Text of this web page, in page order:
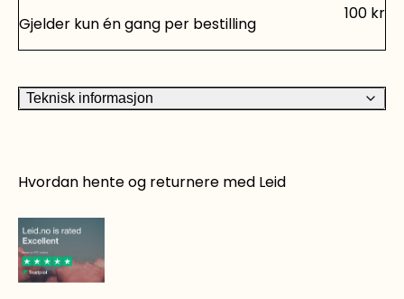
Gjelder kun én gang per bestilling
100 kr
Teknisk informasjon
Hvordan hente og returnere med Leid